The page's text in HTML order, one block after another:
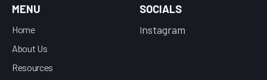
MENU
Home
About Us
Resources
SOCIALS
Instagram